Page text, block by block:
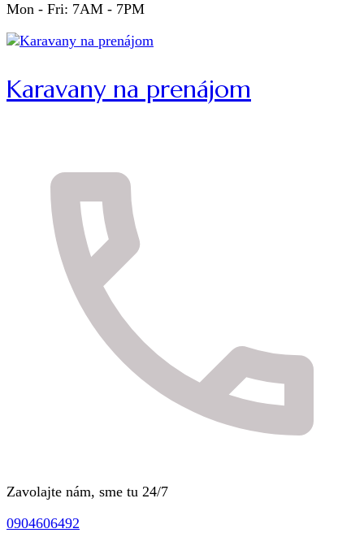
Mon - Fri: 7AM - 7PM
Karavany na prenájom
Zavolajte nám, sme tu 24/7
0904606492